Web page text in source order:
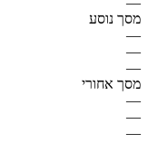
מסך נוסע
—
—
—
מסך אחורי
—
—
—